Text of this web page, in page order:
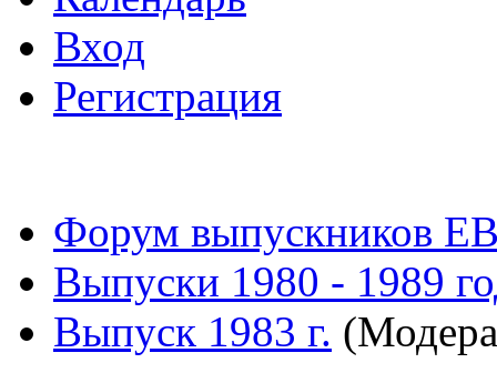
Вход
Регистрация
Форум выпускников
Выпуски 1980 - 1989
Выпуск 1983 г.